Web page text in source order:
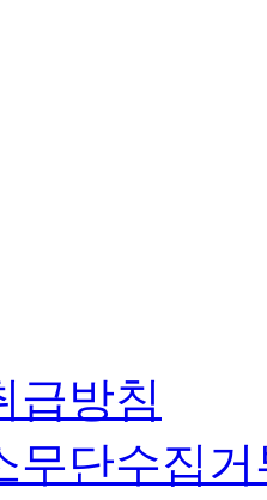
급방침
무단수집거